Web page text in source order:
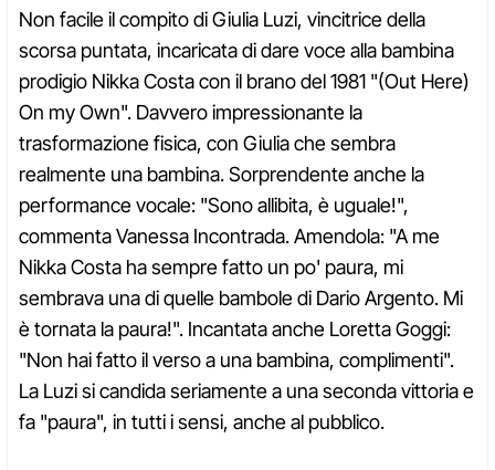
Non facile il compito di Giulia Luzi, vincitrice della
scorsa puntata, incaricata di dare voce alla bambina
prodigio Nikka Costa con il brano del 1981 "(Out Here)
On my Own". Davvero impressionante la
trasformazione fisica, con Giulia che sembra
realmente una bambina. Sorprendente anche la
performance vocale: "Sono allibita, è uguale!",
commenta Vanessa Incontrada. Amendola: "A me
Nikka Costa ha sempre fatto un po' paura, mi
sembrava una di quelle bambole di Dario Argento. Mi
è tornata la paura!". Incantata anche Loretta Goggi:
"Non hai fatto il verso a una bambina, complimenti".
La Luzi si candida seriamente a una seconda vittoria e
fa "paura", in tutti i sensi, anche al pubblico.